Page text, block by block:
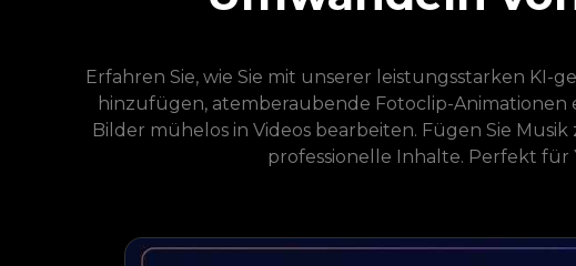
Erfahren Sie, wie Sie mit unserer leistungsstarken
hinzufügen, atemberaubende Fotoclip-
Bilder mühelos in Videos bearbeiten. Fügen Sie
professionelle Inhalte. Perfekt